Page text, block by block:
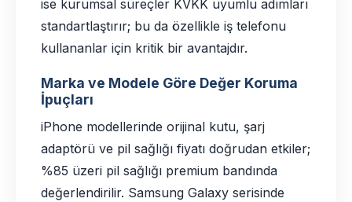
ise kurumsal süreçler KVKK uyumlu adımları
standartlaştırır; bu da özellikle iş telefonu
kullananlar için kritik bir avantajdır.
Marka ve Modele Göre Değer Koruma
İpuçları
iPhone modellerinde orijinal kutu, şarj
adaptörü ve pil sağlığı fiyatı doğrudan etkiler;
%85 üzeri pil sağlığı premium bandında
değerlendirilir. Samsung Galaxy serisinde